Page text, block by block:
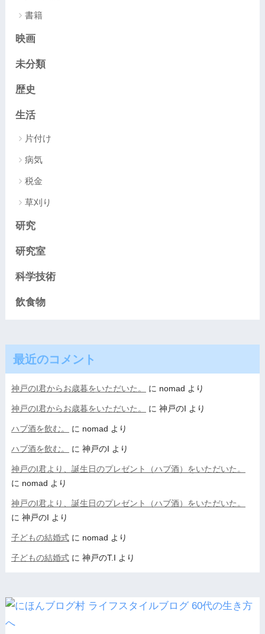
書籍
映画
未分類
歴史
生活
片付け
病気
税金
草刈り
研究
研究室
科学技術
飲食物
最近のコメント
神戸のI君からお歳暮をいただいた。 に nomad より
神戸のI君からお歳暮をいただいた。 に 神戸のI より
ハブ酒を飲む。 に nomad より
ハブ酒を飲む。 に 神戸のI より
神戸のI君より、誕生日のプレゼント（ハブ酒）をいただいた。
に nomad より
神戸のI君より、誕生日のプレゼント（ハブ酒）をいただいた。
に 神戸のI より
子どもの結婚式に nomad より
子どもの結婚式に 神戸のT.I より